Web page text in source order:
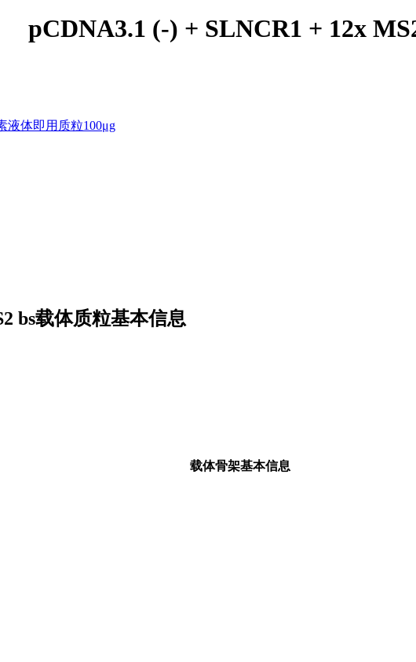
pCDNA3.1 (-) + SLNCR1 + 12x
液体即用质粒100μg
bs载体质粒基本信息
载体骨架基本信息